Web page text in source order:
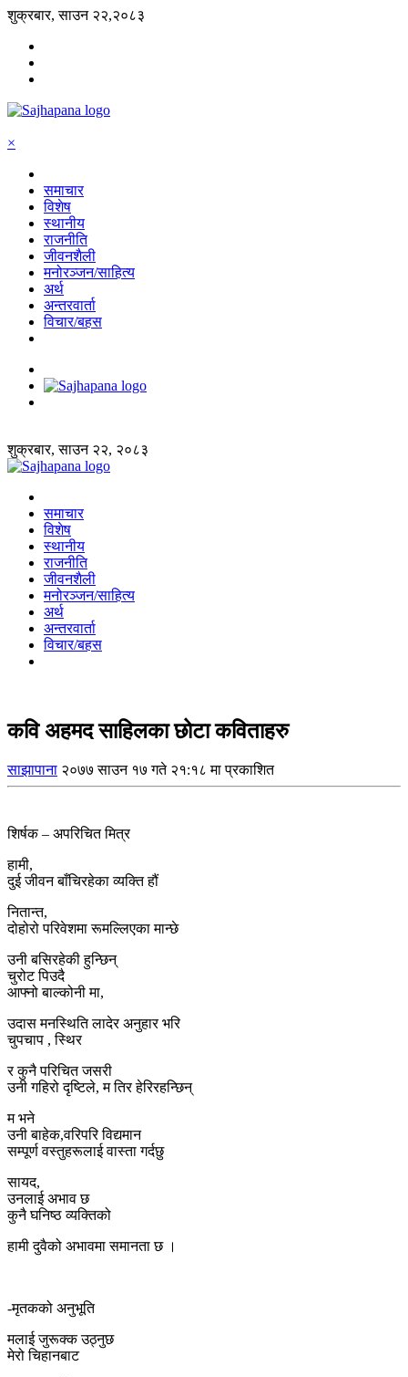
शुक्रबार, साउन २२,२०८३
×
समाचार
विशेष
स्थानीय
राजनीति
जीवनशैली
मनोरञ्जन/साहित्य
अर्थ
अन्तरवार्ता
विचार/बहस
शुक्रबार, साउन २२, २०८३
समाचार
विशेष
स्थानीय
राजनीति
जीवनशैली
मनोरञ्जन/साहित्य
अर्थ
अन्तरवार्ता
विचार/बहस
कवि अहमद साहिलका छोटा कविताहरु
साझापाना २०७७ साउन १७ गते २१:१८ मा प्रकाशित
शिर्षक – अपरिचित मित्र
हामी,
दुई जीवन बाँचिरहेका व्यक्ति हौं
नितान्त,
दोहोरो परिवेशमा रूमल्लिएका मान्छे
उनी बसिरहेकी हुन्छिन्
चुरोट पिउदै
आफ्नो बाल्कोनी मा,
उदास मनस्थिति लादेर अनुहार भरि
चुपचाप , स्थिर
र कुनै परिचित जसरी
उनी गहिरो दृष्टिले, म तिर हेरिरहन्छिन्
म भने
उनी बाहेक,वरिपरि विद्यमान
सम्पूर्ण वस्तुहरूलाई वास्ता गर्दछु
सायद,
उनलाई अभाव छ
कुनै घनिष्ठ व्यक्तिको
हामी दुवैको अभावमा समानता छ ।
-मृतकको अनुभूति
मलाई जुरूक्क उठ्नुछ
मेरो चिहानबाट